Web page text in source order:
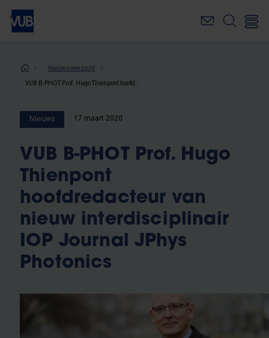
Overslaan
naar
inhoudKruimelpad
Nieuwsoverzicht
Nieuws 17 maart 2020
VUB B-PHOT Prof. Hugo
Thienpont
hoofdredacteur van
nieuw interdisciplinair
IOP Journal JPhys
Photonics